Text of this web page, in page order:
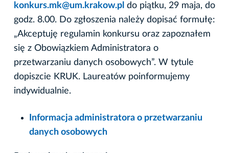
konkurs.mk@um.krakow.pl do piątku, 29 maja, do
godz. 8.00. Do zgłoszenia należy dopisać formułę:
„Akceptuję regulamin konkursu oraz zapoznałem
się z Obowiązkiem Administratora o
przetwarzaniu danych osobowych”. W tytule
dopiszcie KRUK. Laureatów poinformujemy
indywidualnie.
Informacja administratora o przetwarzaniu
danych osobowych